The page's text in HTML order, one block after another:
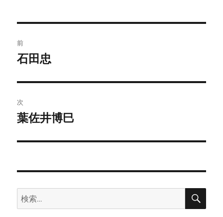
稿
ビ
ゲ
ー
ン
前
前
投
稿:
石田忠
次
次
投
葉佐井博巳
検
索:
検